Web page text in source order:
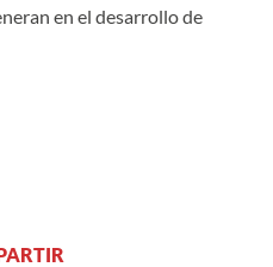
en el desarrollo de